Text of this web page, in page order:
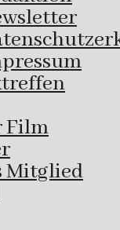
Film
Mitglied